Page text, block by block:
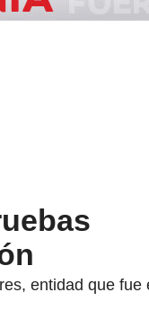
entidad que fue